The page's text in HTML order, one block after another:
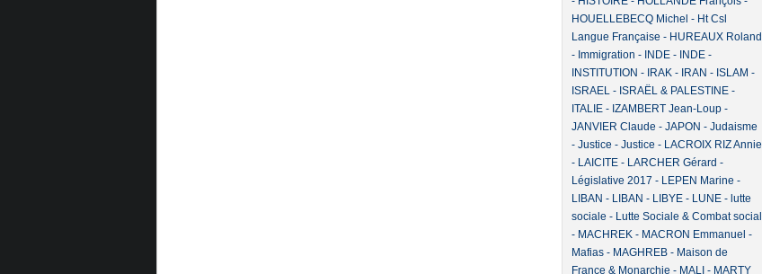
HOUELLEBECQ Michel - Ht Csl
Langue Française - HUREAUX Roland
- Immigration - INDE- INDE-
INSTITUTION - IRAK- IRAN - ISLAM -
ISRAEL- ISRAËL & PALESTINE-
ITALIE- IZAMBERT Jean-Loup-
JANVIER Claude - JAPON - Judaisme
- Justice - Justice - LACROIX RIZ Annie
- LAICITE- LARCHER Gérard -
Législative 2017 - LEPEN Marine -
LIBAN - LIBAN - LIBYE- LUNE- lutte
sociale - Lutte Sociale & Combat social
- MACHREK- MACRON Emmanuel -
Mafias- MAGHREB- Maison de
France & Monarchie - MALI - MARTY